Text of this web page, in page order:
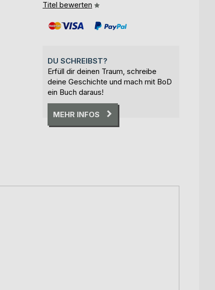
Titel bewerten
DU SCHREIBST?
Erfüll dir deinen Traum, schreibe
deine Geschichte und mach mit BoD
ein Buch daraus!
MEHR INFOS